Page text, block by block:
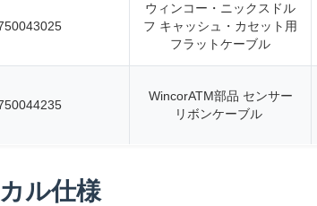
ウィンコー・ニックスドル
フ キャッシュ・カセット用
フラットケーブル
WincorATM部品 センサー
リボンケーブル
ル仕様